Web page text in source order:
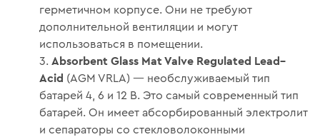
герметичном корпусе. Они не требуют
дополнительной вентиляции и могут
использоваться в помещении.
Absorbent Glass Mat Valve Regulated Lead–
Acid (AGM VRLA) — необслуживаемый тип
батарей 4, 6 и 12 В. Это самый современный тип
батарей. Он имеет абсорбированный электролит
и сепараторы со стекловолоконными